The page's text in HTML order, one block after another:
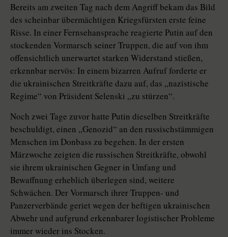
Bereits am zweiten Tag nach dem Angriff bekam das Bild
des scheinbar übermächtigen Kriegsfürsten erste feine
Risse. In einer Fernsehansprache reagierte Putin auf den
stockenden Vormarsch seiner Truppen, die auf von ihm
offensichtlich unerwartet starken Widerstand stießen,
erkennbar nervös: In einem bizarren Aufruf forderte er
die ukrainischen Streitkräfte dazu auf, das „nazistische
Regime“ von Präsident Selenski „zu stürzen“.
Noch zwei Tage zuvor hatte Putin dieselben Streitkräfte
beschuldigt, einen „Genozid“ an den russischstämmigen
Menschen im Donbass zu begehen. In der ersten
Märzwoche zeigten die russischen Streitkräfte, obwohl
sie ihrem ukrainischen Gegner in Umfang und
Bewaffnung erheblich überlegen sind, weitere
Schwächen. Der Vormarsch ihrer Truppen- und
Panzerverbände geriet wegen der heftigen ukrai­ni­schen
Abwehr und aufgrund erkennbarer logistischer Probleme
immer wieder ins Stocken.